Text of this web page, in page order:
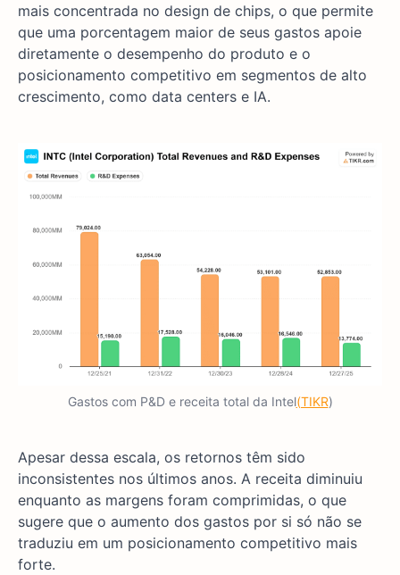
mais concentrada no design de chips, o que permite
que uma porcentagem maior de seus gastos apoie
diretamente o desempenho do produto e o
posicionamento competitivo em segmentos de alto
crescimento, como data centers e IA.
Gastos com P&D e receita total da Intel(TIKR)
Apesar dessa escala, os retornos têm sido
inconsistentes nos últimos anos. A receita diminuiu
enquanto as margens foram comprimidas, o que
sugere que o aumento dos gastos por si só não se
traduziu em um posicionamento competitivo mais
forte.